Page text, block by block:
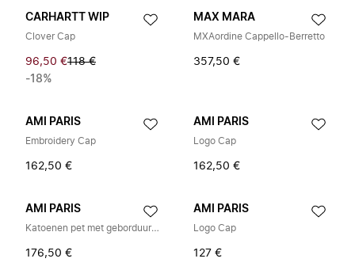
CARHARTT WIP
Clover Cap
96,50 €118 €
-18%
MAX MARA
MXAordine Cappello-Berretto
357,50 €
AMI PARIS
Embroidery Cap
162,50 €
AMI PARIS
Logo Cap
162,50 €
AMI PARIS
Katoenen pet met geborduurde tekst
176,50 €
AMI PARIS
Logo Cap
127 €